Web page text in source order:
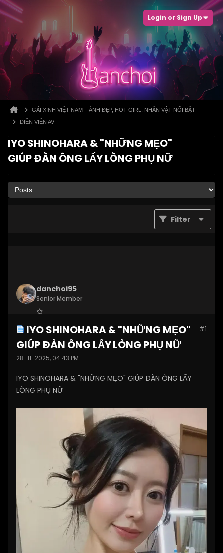
Login or Sign Up
GÁI XINH VIỆT NAM – ẢNH ĐẸP, HOT GIRL, NHÂN VẬT NỔI BẬT
DIỄN VIÊN AV
IYO SHINOHARA & "NHỮNG MẸO"
GIÚP ĐÀN ÔNG LẤY LÒNG PHỤ NỮ
Filter
danchoi95
Senior Member
Posts:2290 #1
IYO SHINOHARA & "NHỮNG MẸO"
GIÚP ĐÀN ÔNG LẤY LÒNG PHỤ NỮ
28-11-2025, 04:43 PM
IYO SHINOHARA & "NHỮNG MẸO" GIÚP ĐÀN ÔNG LẤY
LÒNG PHỤ NỮ